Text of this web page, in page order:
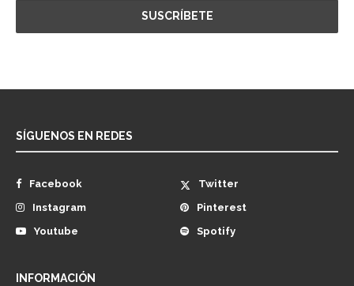
SÍGUENOS EN REDES
Facebook
Twitter
Instagram
Pinterest
Youtube
Spotify
INFORMACIÓN